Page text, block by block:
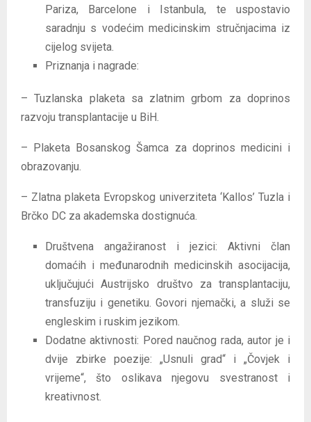
Pariza, Barcelone i Istanbula, te uspostavio
saradnju s vodećim medicinskim stručnjacima iz
cijelog svijeta.
Priznanja i nagrade:
– Tuzlanska plaketa sa zlatnim grbom za doprinos
razvoju transplantacije u BiH.
– Plaketa Bosanskog Šamca za doprinos medicini i
obrazovanju.
– Zlatna plaketa Evropskog univerziteta ‘Kallos’ Tuzla i
Brčko DC za akademska dostignuća.
Društvena angažiranost i jezici: Aktivni član
domaćih i međunarodnih medicinskih asocijacija,
uključujući Austrijsko društvo za transplantaciju,
transfuziju i genetiku. Govori njemački, a služi se
engleskim i ruskim jezikom.
Dodatne aktivnosti: Pored naučnog rada, autor je i
dvije zbirke poezije: „Usnuli grad“ i „Čovjek i
vrijeme“, što oslikava njegovu svestranost i
kreativnost.